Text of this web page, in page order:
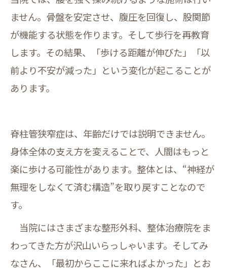
ません。骨盤を安定させ、腹圧を回復し、股関節
が機能する状態を作ります。そして歩行を再教育
します。その結果、「歩ける距離が伸びた」「以
前より不安が減った」という変化が起こることが
あります。
脊柱管狭窄症は、年齢だけでは説明できません。
身体全体の支え方を変えることで、人間はもっと
楽に歩ける可能性があります。整体とは、“神経が
無理をしなくて済む構造”を取り戻すことなので
す。
当院にはさまざまな整形外科、整体治療院をま
わってきた方が沢山いらっしゃいます。そしてみ
なさん、「最初からここに来ればよかった」とお